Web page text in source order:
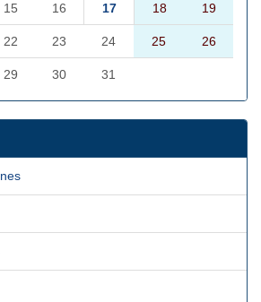
15 16 17 18 19
22 23 24 25 26
29 30 31